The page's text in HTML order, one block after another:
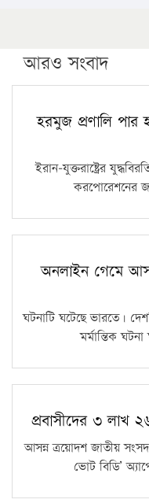
পিএইচডি করছেন কুয়েটের
সারা দেশে বজ্রাঘাতে
কঠোর হচ্ছে এসএসসি
ফরিদগঞ্জে আগুনে
আরও সংবাদ
হরমুজ প্রণালি পার
ইরান-যুক্তরাষ্ট্রের
করপোরেশনের
অনলাইন গেমে
ঘটনাটি ঘটেছে ভারতে।
মর্মান্তিক
প্রবাসীদের ৩ লাখ
আসন্ন ত্রয়োদশ জাতীয়
ভোট বিডি’